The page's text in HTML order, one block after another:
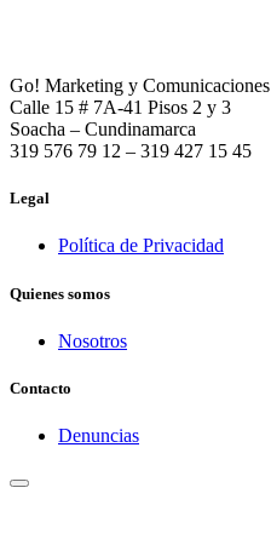
Go! Marketing y Comunicaciones
Calle 15 # 7A-41 Pisos 2 y 3
Soacha – Cundinamarca
319 576 79 12 – 319 427 15 45
Legal
Política de Privacidad
Quienes somos
Nosotros
Contacto
Denuncias